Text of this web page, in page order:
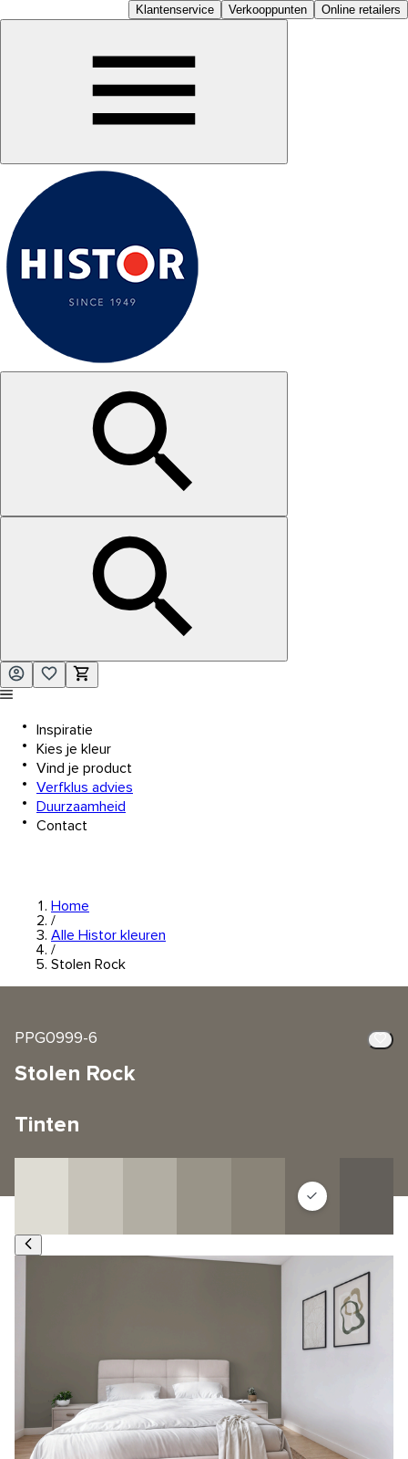
Klantenservice Verkooppunten Online retailers
Inspiratie
Kies je kleur
Vind je product
Verfklus advies
Duurzaamheid
Contact
Home
/
Alle Histor kleuren
/
Stolen Rock
PPG0999-6
Stolen Rock
Tinten